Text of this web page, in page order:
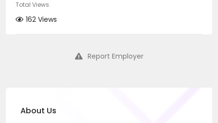
Total Views
162 Views
Report Employer
About Us